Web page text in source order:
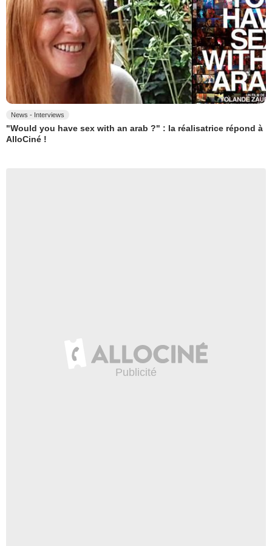
News - Interviews
"Would you have sex with an arab ?" : la réalisatrice répond à
AlloCiné !